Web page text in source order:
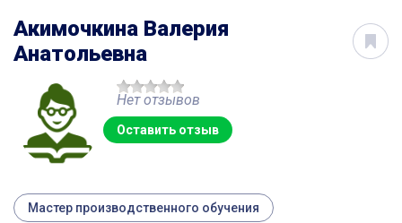
Акимочкина Валерия
Анатольевна
Нет отзывов
Оставить отзыв
Мастер производственного обучения